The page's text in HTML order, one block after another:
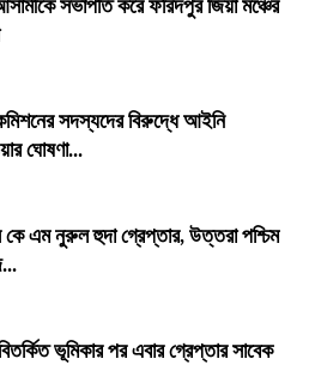
সভাপতি করে ফরিদপুর জিয়া মঞ্চের
কমিশনের সদস্যদের বিরুদ্ধে আইনি
ঘোষণা...
কে এম নুরুল হুদা গ্রেপ্তার, উত্তরা পশ্চিম
বিতর্কিত ভূমিকার পর এবার গ্রেপ্তার সাবেক